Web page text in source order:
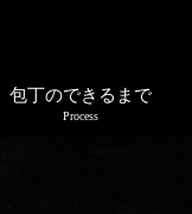
包丁のできるまで
Process